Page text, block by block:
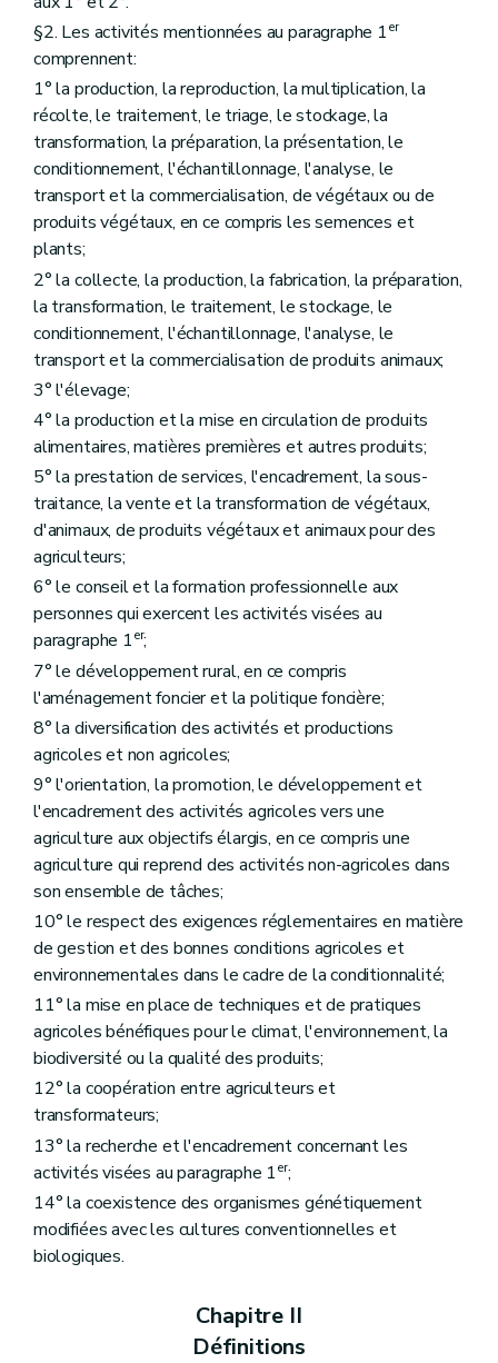
Section 5
Art. D161
Art. D162
Section 6
Comité de suivi
Art. D163
Titre VI Les produits animaux
Chapitre Ier
Les productions animales
Art. D164
Chapitre II
L'élevage
Art. D165
Art. D166
Art. D168
Art. D169
Chapitre III Classement des carcasses de gros bovins et des carcasses de porcs
Art. D170
Titre VII Dispositions communes aux produits végétaux et animaux
Chapitre Ier
Les systèmes de qualité européens
Art. D171
Art. D172
Art. D173
Art. D174
Art. D175
Art. D176
Art. D177
Chapitre II Le système régional de qualité différenciée
Art. D178
Art. D179
Art. D180
Art. D181
Art. D182
Art. D183
Art. D184
Chapitre III Les programmes alimentaires pour la jeunesse
Art. D185
Art. D186
Art. D187
Art. D188
Chapitre IV Le fonds de la qualité des produits animaux et végétaux
Art. D189
Art. D190
Art. D191
Art. D192
Art. D193
Art. D194
Titre VIII
L'organisation économique de l'agriculture
Chapitre Ier
Les organisations de producteurs, les associations d'organisations de producteurs et les organisations interprofessionnelles
Art. D195
Art. D196
Art. D197
Chapitre II La diversification des activités agricoles
Section 1re
Services de conseil à la diversification et à la première transformation
Art. D198
Art. D199
Art. D200
Art. D201
Section 2 Les fermes pédagogiques
Art. D202
Sous-section 1re
Autorisation et conditions d'octroi
Art. D205
Art. D206
Sous-section 2 Procédure d'autorisation
§2. Les activités mentionnées au paragraphe 1er
comprennent:
1° la production, la reproduction, la multiplication, la
récolte, le traitement, le triage, le stockage, la
transformation, la préparation, la présentation, le
conditionnement, l'échantillonnage, l'analyse, le
transport et la commercialisation, de végétaux ou de
produits végétaux, en ce compris les semences et
plants;
2° la collecte, la production, la fabrication, la préparation,
la transformation, le traitement, le stockage, le
conditionnement, l'échantillonnage, l'analyse, le
transport et la commercialisation de produits animaux;
3° l'élevage;
4° la production et la mise en circulation de produits
alimentaires, matières premières et autres produits;
5° la prestation de services, l'encadrement, la sous-
traitance, la vente et la transformation de végétaux,
d'animaux, de produits végétaux et animaux pour des
agriculteurs;
6° le conseil et la formation professionnelle aux
personnes qui exercent les activités visées au
paragraphe 1er;
7° le développement rural, en ce compris
l'aménagement foncier et la politique foncière;
8° la diversification des activités et productions
agricoles et non agricoles;
9° l'orientation, la promotion, le développement et
l'encadrement des activités agricoles vers une
agriculture aux objectifs élargis, en ce compris une
agriculture qui reprend des activités non-agricoles dans
son ensemble de tâches;
10° le respect des exigences réglementaires en matière
de gestion et des bonnes conditions agricoles et
environnementales dans le cadre de la conditionnalité;
11° la mise en place de techniques et de pratiques
agricoles bénéfiques pour le climat, l'environnement, la
biodiversité ou la qualité des produits;
12° la coopération entre agriculteurs et
transformateurs;
13° la recherche et l'encadrement concernant les
activités visées au paragraphe 1er;
14° la coexistence des organismes génétiquement
modifiées avec les cultures conventionnelles et
biologiques.
Chapitre II
Définitions